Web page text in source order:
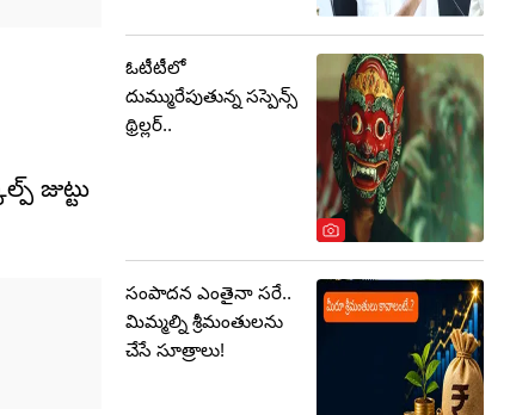
జుట్టు
ఓటీటీలో
దుమ్మురేపుతున్న సస్పెన్స్
థ్రిల్లర్..
సంపాదన ఎంతైనా సరే..
మిమ్మల్ని శ్రీమంతులను
చేసే సూత్రాలు!